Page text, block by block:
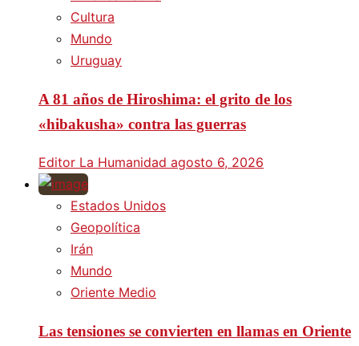
Cultura
Mundo
Uruguay
A 81 años de Hiroshima: el grito de los
«hibakusha» contra las guerras
Editor La Humanidad agosto 6, 2026
Estados Unidos
Geopolítica
Irán
Mundo
Oriente Medio
Las tensiones se convierten en llamas en Oriente